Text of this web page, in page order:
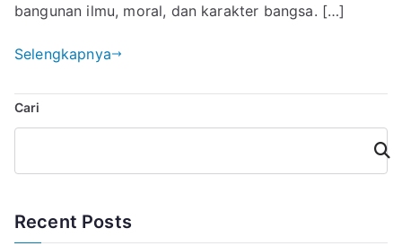
bangunan ilmu, moral, dan karakter bangsa. […]
Selengkapnya
Cari
Cari
Recent Posts